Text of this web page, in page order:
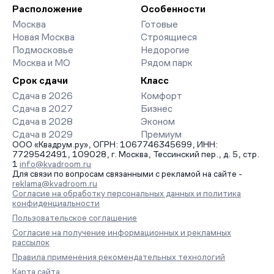
организует просмотр и поможет одобрить ипотеку по
минимальной ставке. Чтобы зафиксировать цену, оставьте
заявку на обратный звонок.
Расположение
Москва
Новая Москва
Подмосковье
Москва и МО
Особенности
Готовые
Строящиеся
Недорогие
Рядом парк
Срок сдачи
Сдача в 2026
Сдача в 2027
Сдача в 2028
Сдача в 2029
Класс
Комфорт
Бизнес
Эконом
Премиум
ООО «Квадрум.ру», ОГРН: 1067746345699, ИНН:
7729542491, 109028, г. Москва, Тессинский пер., д. 5, стр.
1 info@kvadroom.ru
Для связи по вопросам связанными с рекламой на сайте -
reklama@kvadroom.ru
Согласие на обработку персональных данных и политика
конфиденциальности
Пользовательское соглашение
Согласие на получение информационных и рекламных
рассылок
Правила применения рекомендательных технологий
Карта сайта